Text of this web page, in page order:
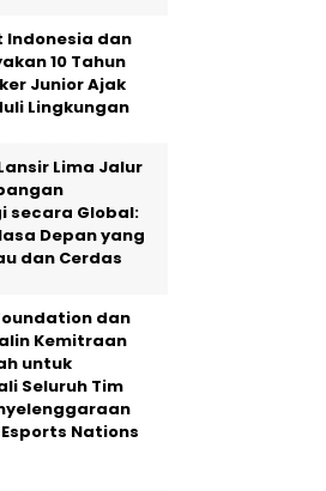
Indonesia dan
10 Tahun
Junior Ajak
Lingkungan
Lima Jalur
secara Global:
Depan yang
dan Cerdas
dan
Kemitraan
untuk
Seluruh Tim
Nations